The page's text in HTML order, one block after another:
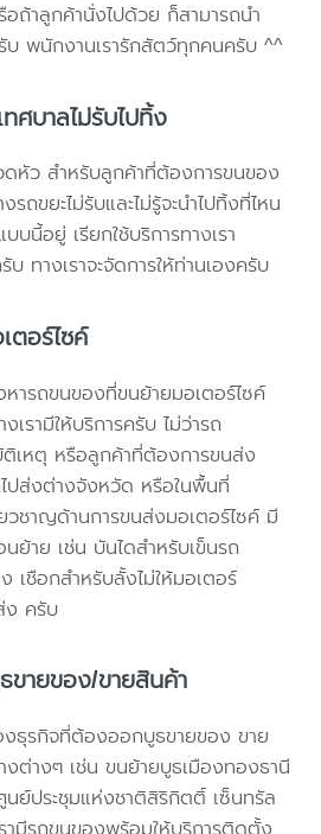
ถ้าลูกค้านั่งไปด้วย ก็สามารถนำ
บ พนักงานเรารักสัตว์ทุกคนครับ ^^
ศบาลไม่รับไปทิ้ง
หัว สำหรับลูกค้าที่ต้องการขนของ
ถขยะไม่รับและไม่รู้จะนำไปทิ้งที่ไหน
นี้อยู่ เรียกใช้บริการทางเรา
ทางเราจะจัดการให้ท่านเองครับ
ตอร์ไซค์
ารถขนของที่ขนย้ายมอเตอร์ไซค์
เรามีให้บริการครับ ไม่ว่ารถ
ติเหตุ หรือลูกค้าที่ต้องการขนส่ง
ปส่งต่างจังหวัด หรือในพื้นที่
วชาญด้านการขนส่งมอเตอร์ไซค์ มี
ย้าย เช่น บันไดสำหรับเข็นรถ
เชือกสำหรับลั้งไม่ให้มอเตอร์
ง ครับ
ขายของ/ขายสินค้า
งธุรกิจที่ต้องออกบูธขายของ ขาย
ต่างๆ เช่น ขนย้ายบูธเมืองทองธานี
นย์ประชุมแห่งชาติสิริกิตติ์ เซ็นทรัล